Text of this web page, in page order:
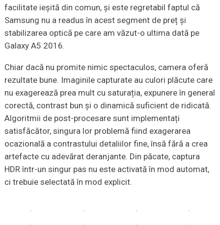
facilitate ieșită din comun, și este regretabil faptul că
Samsung nu a readus în acest segment de preț și
stabilizarea optică pe care am văzut-o ultima dată pe
Galaxy A5 2016.
Chiar dacă nu promite nimic spectaculos, camera oferă
rezultate bune. Imaginile capturate au culori plăcute care
nu exagerează prea mult cu saturația, expunere în general
corectă, contrast bun și o dinamică suficient de ridicată.
Algoritmii de post-procesare sunt implementați
satisfăcător, singura lor problemă fiind exagerarea
ocazională a contrastului detaliilor fine, însă fără a crea
artefacte cu adevărat deranjante. Din păcate, captura
HDR într-un singur pas nu este activată în mod automat,
ci trebuie selectată în mod explicit.